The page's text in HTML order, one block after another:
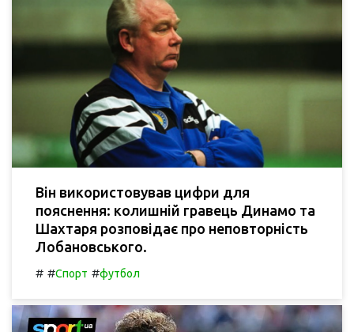
Він використовував цифри для
пояснення: колишній гравець Динамо та
Шахтаря розповідає про неповторність
Лобановського.
# #Спорт #футбол